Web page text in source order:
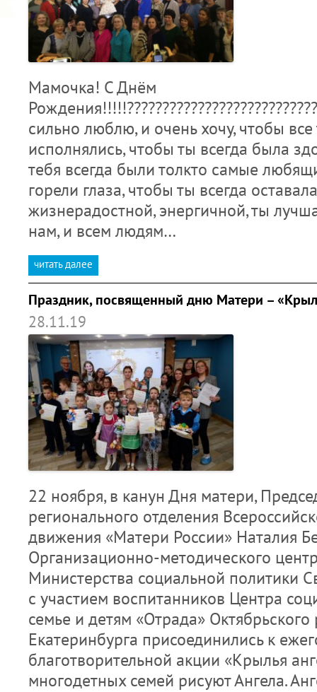
Мамочка! С Днём
сильно люблю, и очень хочу, чтобы
исполнялись, чтобы ты всегда была
тебя всегда были толкто самые
горели глаза, чтобы ты всегда
жизнерадостной, энергичной, ты
нам, и всем людям…
читать далее
Праздник, посвященный дню Матери –
28.11.19
22 ноября, в канун Дня матери,
регионального отделения
движения «Матери России» Наталия
Организационно-методического
Министерства социальной политики
с участием воспитанников Центра
семье и детям «Отрада»
Екатеринбурга присоединились к
благотворительной акции «Крылья
многодетных семей рисуют Ангела.